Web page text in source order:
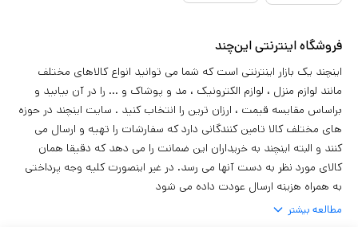
فروشگاه اینترنتی این‌چند
اینچند یک بازار اینترنتی است که شما می توانید انواع کالاهای مختلف
مانند لوازم منزل ، لوازم الکترونیک ، مد و پوشاک و ... را در آن بیابید و
براساس مقایسه قیمت ، ارزان ترین را انتخاب کنید . سایت اینچند در حوزه
های مختلف کالا تامین کنندگانی دارد که سفارشات را تهیه و ارسال می
کنند و البته اینچند به خریداران این ضمانت را می دهد که دقیقا همان
کالای مورد نظر به دست آنها می رسد. در غیر اینصورت کلیه وجه پرداختی
به همراه هزینه ارسال عودت داده می شود
مطالعه بیشتر